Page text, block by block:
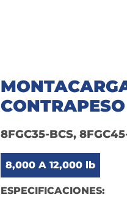
8FGC35-BCS,
8,000 A 12,000 lb
ESPECIFICACIONES: